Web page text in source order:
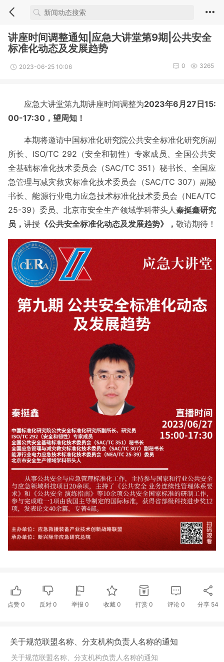
讲座时间调整通知|应急大讲堂第9期|公共安全
标准化动态及发展趋势
2023-06-25 10:06 3265
0
应急大讲堂第九期讲座时间调整为2023年6月27日15:
00-17:30，望周知！
本期将邀请中国标准化研究院公共安全标准化研究所副
所长、ISO/TC 292（安全和韧性）专家成员、全国公共安
全基础标准化技术委员会（SAC/TC 351）秘书长、全国应
急管理与减灾救灾标准化技术委员会（SAC/TC 307）副秘
书长、能源行业电力应急技术标准化技术委员会（NEA/TC
25-39）委员、北京市安全生产领域学科带头人秦挺鑫研究
员， 讲授 《公共安全标准化动态及发展趋势》， 敬请期待！
点赞 0 反对 0 举报 0 收藏 0 打赏 0 评论 0 分享 54
关于规范联盟名称、分支机构负责人名称的通知
关于规范联盟名称、分支机构负责人名称的通知